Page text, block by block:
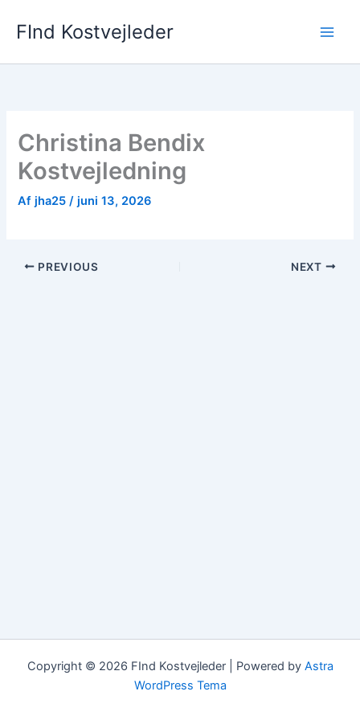
FInd Kostvejleder
Christina Bendix
Kostvejledning
Af jha25/ juni 13, 2026
PREVIOUS NEXT
Copyright © 2026 FInd Kostvejleder | Powered by Astra
WordPress Tema